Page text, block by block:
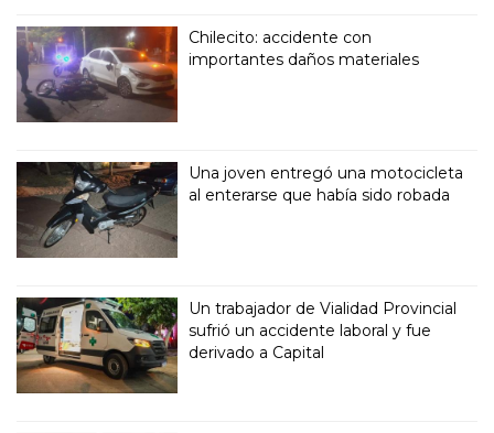
Chilecito: accidente con
importantes daños materiales
Una joven entregó una motocicleta
al enterarse que había sido robada
Un trabajador de Vialidad Provincial
sufrió un accidente laboral y fue
derivado a Capital